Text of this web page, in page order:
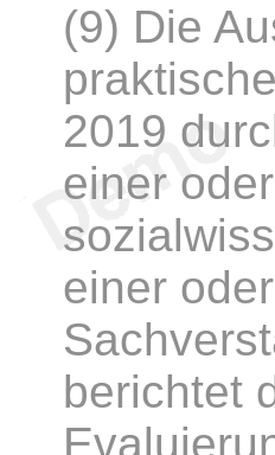
(9) Die
2019
einer
einer
berichtet